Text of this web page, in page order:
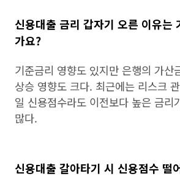
신용대출 금리 갑자기 오른 이유는
가요?
기준금리 영향도 있지만 은행의 가산
상승 영향도 크다. 최근에는 리스크
일 신용점수라도 이전보다 높은 금리
많다.
신용대출 갈아타기 시 신용점수 떨